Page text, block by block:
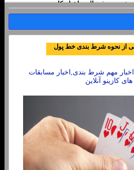
بینی فوتبال اخبار کازینو
از نحوه شرط بندی خط پول
مهم شرط بندی,اخبار مسابقات
کازینو آنلاین